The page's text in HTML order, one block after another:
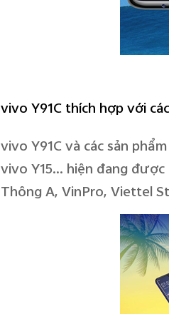
vivo Y91C thích hợp với
vivo Y91C và các sản
vivo Y15… hiện đang được
Thông A, VinPro, Viettel